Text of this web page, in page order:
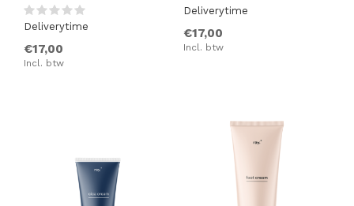
Deliverytime
€17,00
Incl. btw
Deliverytime
€17,00
Incl. btw